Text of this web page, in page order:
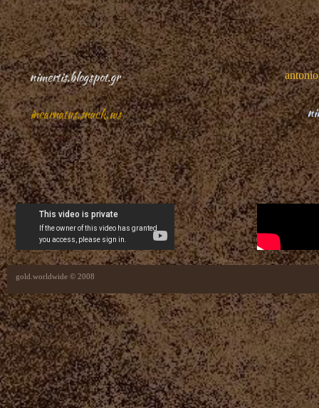
gold.worldwide © 2008
nimertis.blogspot.gr
incarnatus.snack.ws